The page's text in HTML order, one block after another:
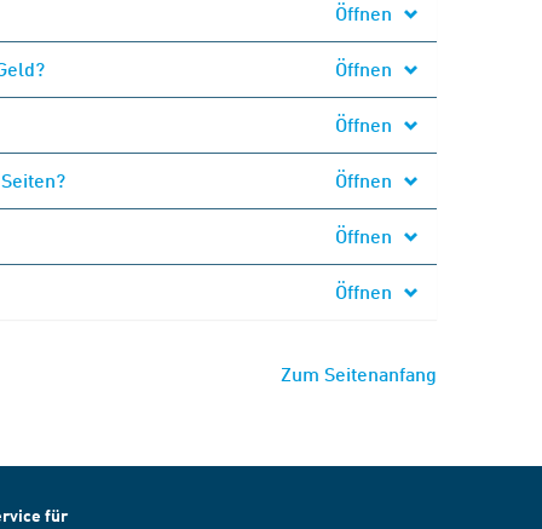
Öffnen
Öffnen
Öffnen
Öffnen
Öffnen
Öffnen
Zum Seitenanfang
für